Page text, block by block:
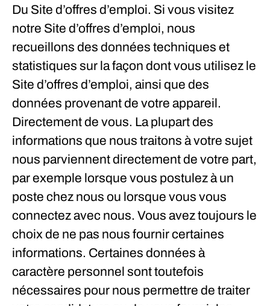
Du Site d’offres d’emploi. Si vous visitez
notre Site d’offres d’emploi, nous
recueillons des données techniques et
statistiques sur la façon dont vous utilisez le
Site d’offres d’emploi, ainsi que des
données provenant de votre appareil.
Directement de vous. La plupart des
informations que nous traitons à votre sujet
nous parviennent directement de votre part,
par exemple lorsque vous postulez à un
poste chez nous ou lorsque vous vous
connectez avec nous. Vous avez toujours le
choix de ne pas nous fournir certaines
informations. Certaines données à
caractère personnel sont toutefois
nécessaires pour nous permettre de traiter